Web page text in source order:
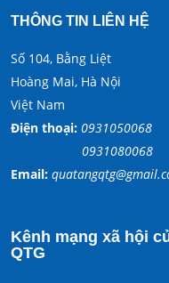
THÔNG TIN LIÊN HỆ
Số 104, Bằng Liệt
Hoàng Mai, Hà Nội
Việt Nam
Điện thoại: 0931050068
0931080068
Email:
Kênh mạng xã hội
QTG